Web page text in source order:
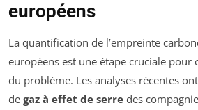
européens
La quantification de l’empreinte
européens est une étape cruciale pour
du problème. Les analyses récentes
de gaz à effet de serre des